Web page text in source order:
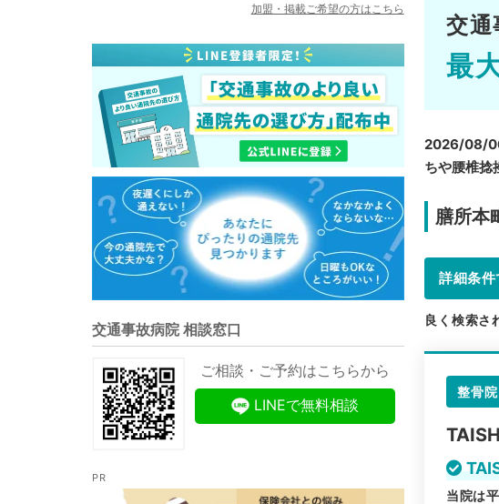
加盟・掲載ご希望の方はこちら
交通事故病院 相談窓口
ご相談・ご予約はこちらから
LINEで無料相談
交通
最
2026/08/
ちや腰椎捻
膳所本
詳細条
良く検索さ
整骨
当院は